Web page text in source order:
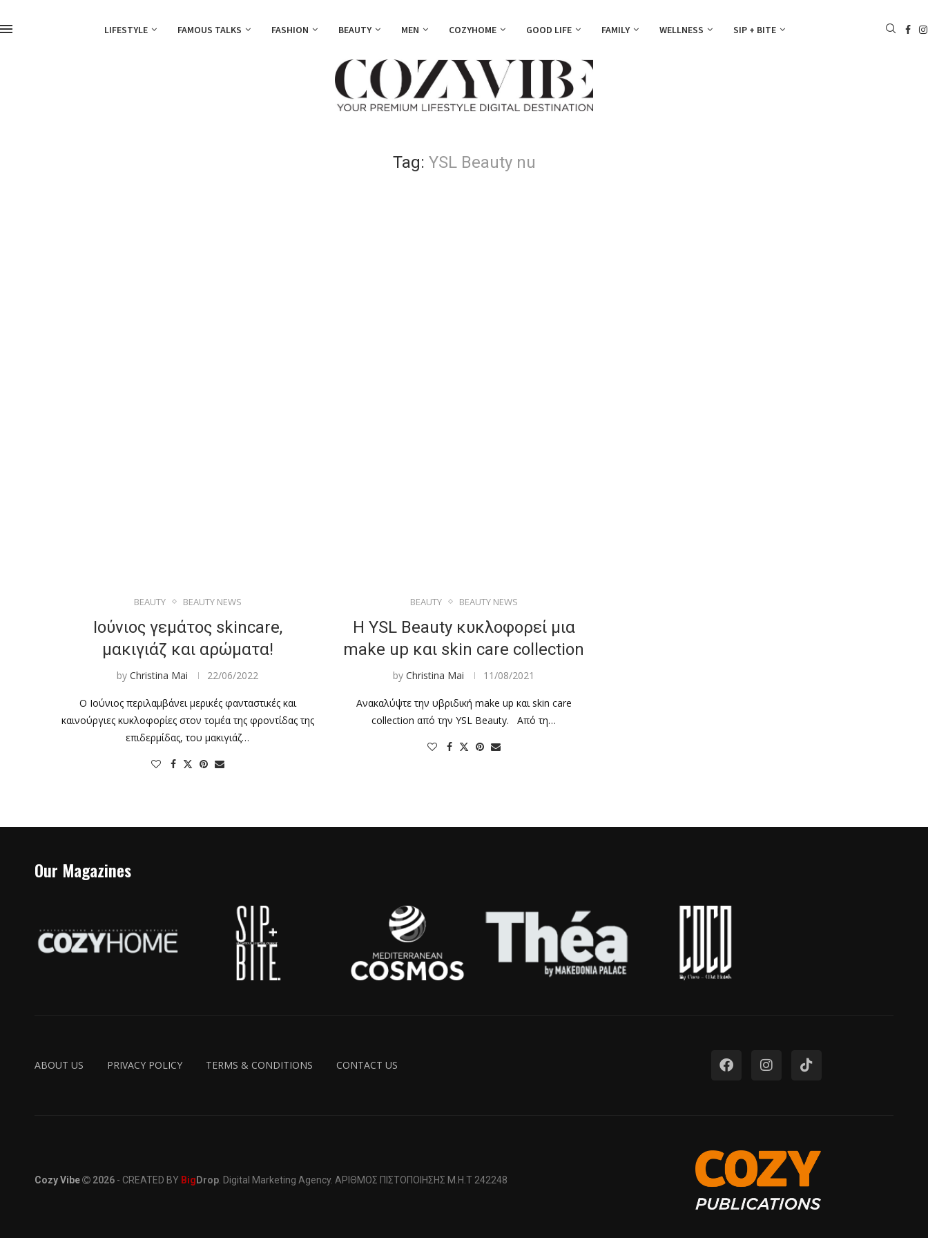
LIFESTYLE FAMOUS TALKS FASHION BEAUTY MEN COZYHOME GOOD LIFE FAMILY WELLNESS SIP + BITE
Tag: YSL Beauty nu
BEAUTY BEAUTY NEWS
Ιούνιος γεμάτος skincare,
μακιγιάζ και αρώματα!
byChristina Mai 22/06/2022
Ο Ιούνιος περιλαμβάνει μερικές φανταστικές και
καινούργιες κυκλοφορίες στον τομέα της φροντίδας της
επιδερμίδας, του μακιγιάζ…
BEAUTY BEAUTY NEWS
Η YSL Beauty κυκλοφορεί μια
make up και skin care collection
byChristina Mai 11/08/2021
Ανακαλύψτε την υβριδική make up και skin care
collection από την YSL Beauty. Από τη…
Our Magazines
ABOUT US PRIVACY POLICY TERMS & CONDITIONS CONTACT US
Cozy Vibe 2026 - CREATED BY Big Drop . Digital Marketing Agency. ΑΡΙΘΜΟΣ ΠΙΣΤΟΠΟΙΗΣΗΣ Μ.Η.Τ 242248